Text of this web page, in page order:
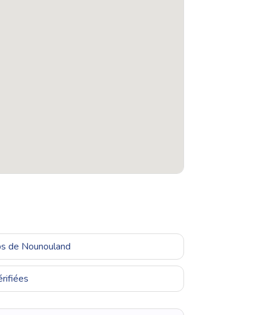
de Nounouland